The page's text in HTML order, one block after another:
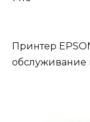
Принтер
обслуживание